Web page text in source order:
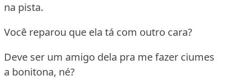
na pista.
Você reparou que ela tá com outro cara?
Deve ser um amigo dela pra me fazer ciumes
a bonitona, né?